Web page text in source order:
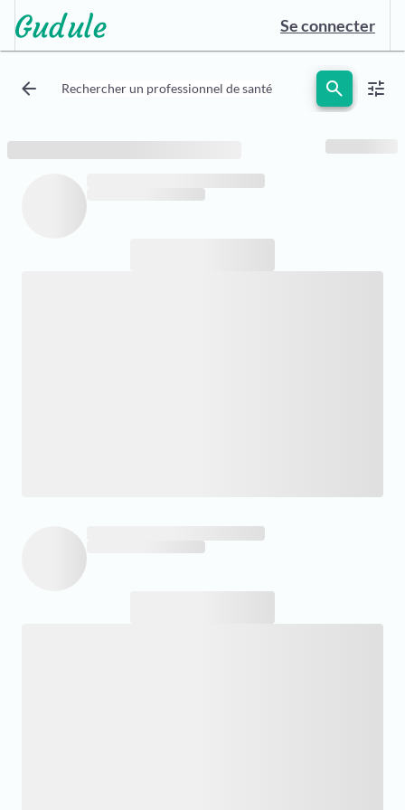
Se connecter
arrow_back Rechercher un professionnel de santé search tune